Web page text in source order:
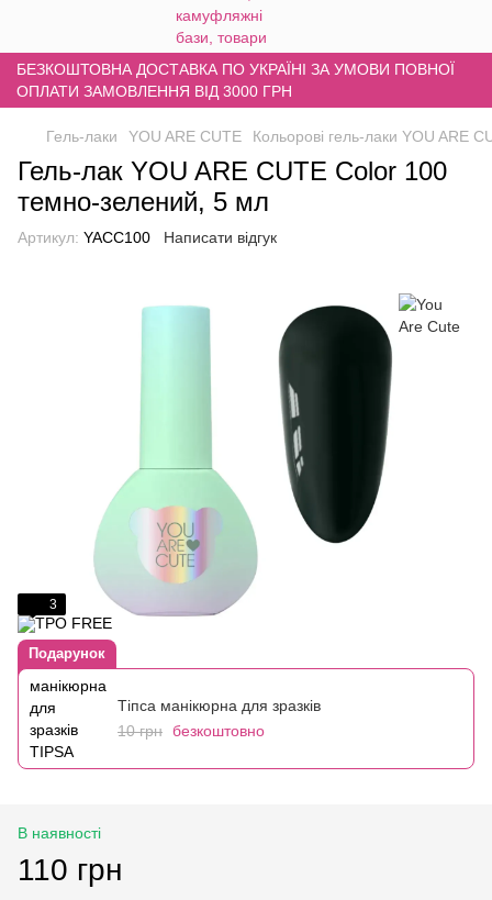
БЕЗКОШТОВНА ДОСТАВКА ПО УКРАЇНІ ЗА УМОВИ ПОВНОЇ
ОПЛАТИ ЗАМОВЛЕННЯ ВІД 3000 ГРН
Гель-лаки YOU ARE CUTE Кольорові гель-лаки YOU ARE
Гель-лак YOU ARE CUTE Color 100
темно-зелений, 5 мл
Артикул: YACC100 Написати відгук
3
Подарунок
Тіпса манікюрна для зразків
10 грн безкоштовно
В наявності
110 грн